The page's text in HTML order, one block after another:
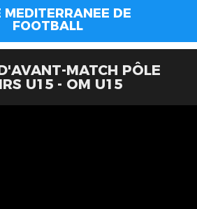
MEDITERRANEE DE
FOOTBALL
MATCH PÔLE
U15 - OM U15